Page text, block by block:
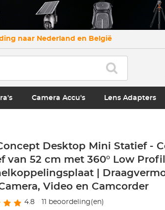
naar Nederland en België
Camera Accu's Lens Adapters
Desktop Mini Statief -
van 52 cm met 360° Low
|
Video en Camcorder
4.8 beoordeling(en)